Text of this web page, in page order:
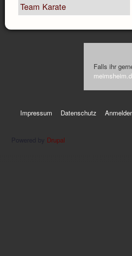
Team Karate
Falls ihr
Impressum Datenschutz
Drupal